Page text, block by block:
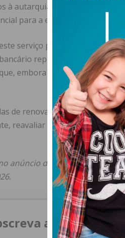
autarquia sem a necessidade
para a eficiência
serviço por um período de
representam no
embora essenciais para a
de renovação automática
reavaliar as condições de
anúncio de procedimento n.º
a newsletter